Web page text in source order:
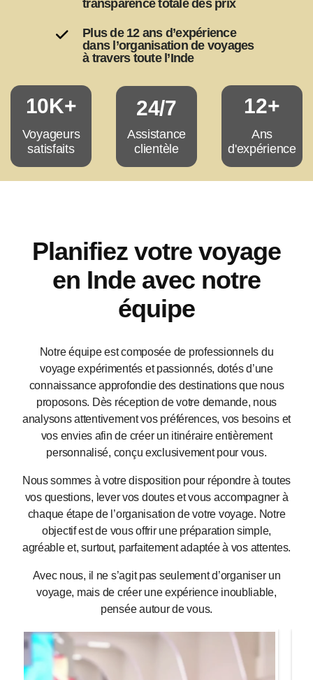
transparence totale des prix
Plus de 12 ans d’expérience
dans l’organisation de voyages
à travers toute l’Inde
10K+
Voyageurs
satisfaits
24/7
Assistance
clientèle
12+
Ans
d'expérience
Planifiez votre voyage
en Inde avec notre
équipe
Notre équipe est composée de professionnels du
voyage expérimentés et passionnés, dotés d’une
connaissance approfondie des destinations que nous
proposons. Dès réception de votre demande, nous
analysons attentivement vos préférences, vos besoins et
vos envies afin de créer un itinéraire entièrement
personnalisé, conçu exclusivement pour vous.
Nous sommes à votre disposition pour répondre à toutes
vos questions, lever vos doutes et vous accompagner à
chaque étape de l’organisation de votre voyage. Notre
objectif est de vous offrir une préparation simple,
agréable et, surtout, parfaitement adaptée à vos attentes.
Avec nous, il ne s’agit pas seulement d’organiser un
voyage, mais de créer une expérience inoubliable,
pensée autour de vous.